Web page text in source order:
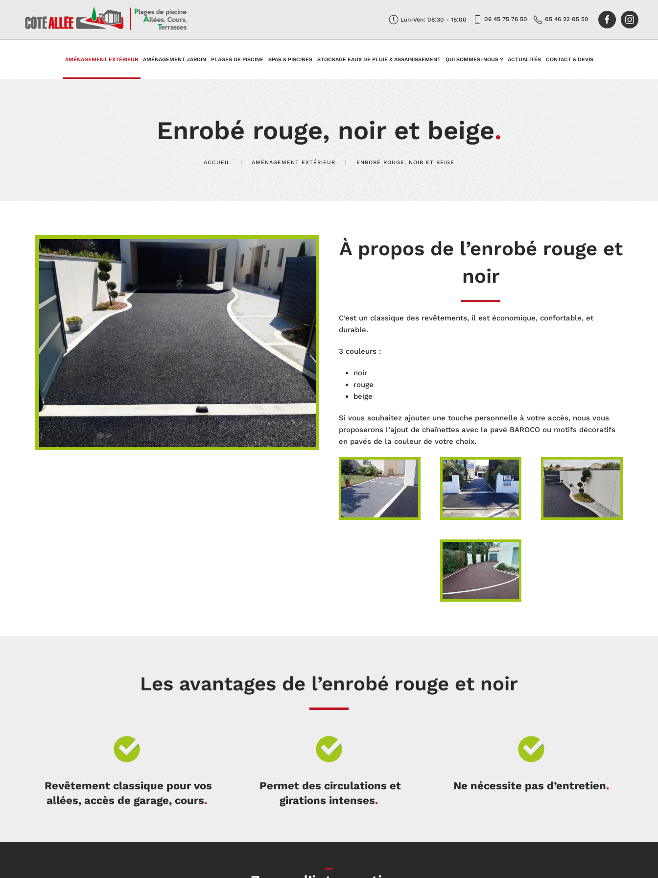
Lun-Ven: 08:30 - 18:00 06 45 75 76 50 05 46 22 05 50
AMÉNAGEMENT EXTÉRIEUR AMÉNAGEMENT JARDIN PLAGES DE PISCINE SPAS & PISCINES STOCKAGE EAUX DE PLUIE & ASSAINISSEMENT QUI SOMMES-NOUS ? ACTUALITÉS CONTACT & DEVIS
Enrobé rouge, noir et beige.
ACCUEIL AMÉNAGEMENT EXTÉRIEUR ENROBÉ ROUGE, NOIR ET BEIGE
Àpropos de l’enrobé rouge et
noir
C’est un classique des revêtements, il est économique, confortable, et
durable.
3 couleurs :
noir
rouge
beige
Si vous souhaitez ajouter une touche personnelle à votre accès, nous vous
proposerons l’ajout de chaînettes avec le pavé BAROCO ou motifs décoratifs
en pavés de la couleur de votre choix.
Les avantages de l’enrobé rouge et noir
Revêtement classique pour vos
allées, accès de garage, cours.
Permet des circulations et
girations intenses.
Ne nécessite pas d’entretien.